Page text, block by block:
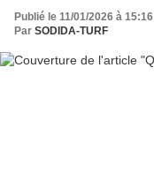
Publié le 11/01/2026 à 15:16
Par SODIDA-TURF